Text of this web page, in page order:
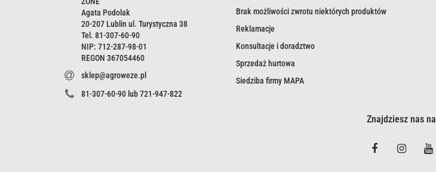
Agata Podolak
20-207 Lublin ul. Turystyczna 38
Tel. 81-307-60-90
NIP: 712-287-98-01
REGON 367054460
sklep@agroweze.pl
81-307-60-90 lub 721-947-822
Brak możliwości zwrotu niektórych produktów
Reklamacje
Konsultacje i doradztwo
Sprzedaż hurtowa
Siedziba firmy MAPA
Znajdziesz nas na